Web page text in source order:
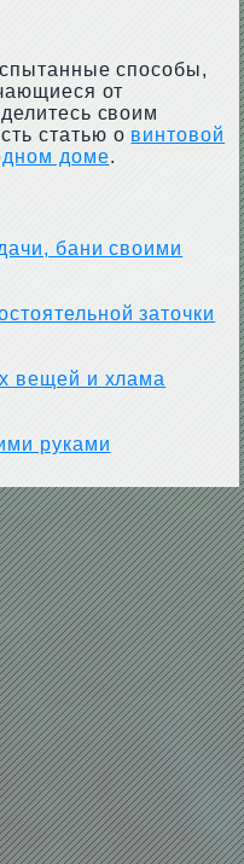
способы,
от
своим
статью о винтовой
доме.
бани своими
заточки
вещей и хлама
руками